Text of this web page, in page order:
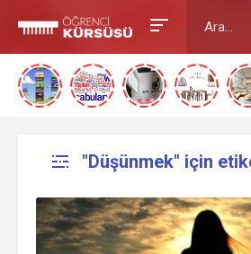
"Düşünmek" için